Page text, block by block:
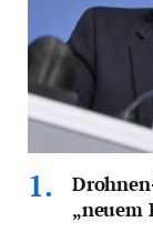
„neuem